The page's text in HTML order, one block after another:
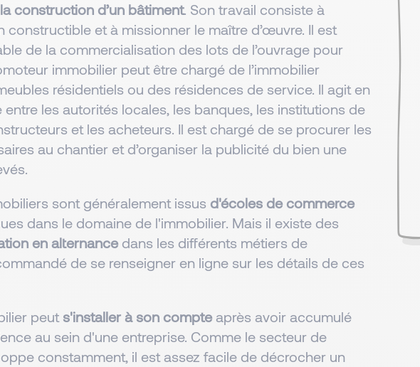
construction d’un bâtiment. Son travail consiste à
constructible et à missionner le maître d’œuvre. Il est
de la commercialisation des lots de l’ouvrage pour
immobilier peut être chargé de l’immobilier
résidentiels ou des résidences de service. Il agit en
entre les autorités locales, les banques, les institutions de
et les acheteurs. Il est chargé de se procurer les
au chantier et d’organiser la publicité du bien une
sont généralement issus d'écoles de commerce
dans le domaine de l'immobilier. Mais il existe des
en alternancedans les différents métiers de
de se renseigner en ligne sur les détails de ces
peut s'installer à son compteaprès avoir accumulé
au sein d'une entreprise. Comme le secteur de
constamment, il est assez facile de décrocher un